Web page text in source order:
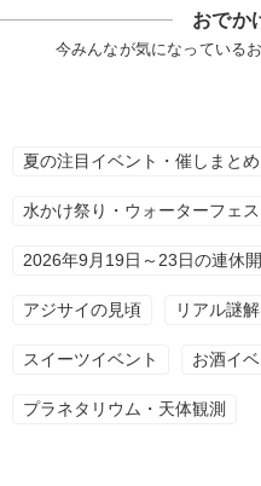
おでか
今みんなが気になっている
夏の注目イベント・催しまとめ
水かけ祭り・ウォーターフェス
2026年9月19日～23日の連休
アジサイの見頃 リアル謎
スイーツイベント お酒イ
プラネタリウム・天体観測